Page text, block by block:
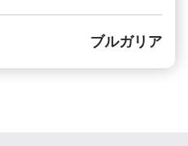
ブルガリア